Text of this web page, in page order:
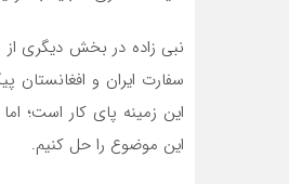
نبی زاده در بخش دیگری
سفارت ایران و
این زمینه پای کار است؛
این موضوع را حل کنیم.